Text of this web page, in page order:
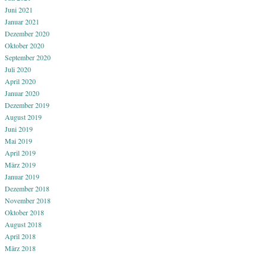
Juni 2021
Januar 2021
Dezember 2020
Oktober 2020
September 2020
Juli 2020
April 2020
Januar 2020
Dezember 2019
August 2019
Juni 2019
Mai 2019
April 2019
März 2019
Januar 2019
Dezember 2018
November 2018
Oktober 2018
August 2018
April 2018
März 2018